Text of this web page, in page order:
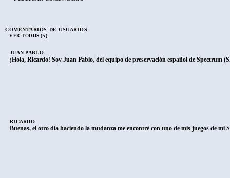
COMENTARIOS DE USUARIOS
VER TODOS (5)
JUAN PABLO
¡Hola, Ricardo! Soy Juan Pablo, del equipo de preservación español de
RICARDO
Buenas, el otro día haciendo la mudanza me encontré con uno de mis juegos de